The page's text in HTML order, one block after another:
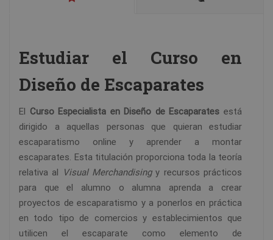
Estudiar el Curso en
Diseño de Escaparates
El Curso Especialista en Diseño de Escaparatesestá
dirigido a aquellas personas que quieran estudiar
escaparatismo online y aprender a montar
escaparates. Esta titulación proporciona toda la teoría
relativa al
Visual Merchandisingy recursos prácticos
para que el alumno o alumna aprenda a crear
proyectos de escaparatismo y a ponerlos en práctica
en todo tipo de comercios y establecimientos que
utilicen el escaparate como elemento de